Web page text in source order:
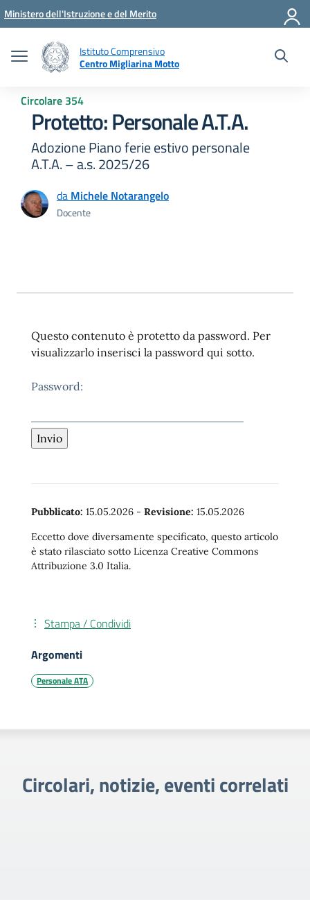
Vai ai contenuti
Vai al menu di navigazione
Vai al footer
Ministero dell'Istruzione e del Merito
Istituto Comprensivo
Centro Migliarina Motto
Circolare 354
Protetto: Personale A.T.A.
Adozione Piano ferie estivo personale
A.T.A. – a.s. 2025/26
da Michele Notarangelo
Docente
Questo contenuto è protetto da password. Per
visualizzarlo inserisci la password qui sotto.
Password:
Pubblicato: 15.05.2026 - Revisione: 15.05.2026
Eccetto dove diversamente specificato, questo articolo
è stato rilasciato sotto Licenza Creative Commons
Attribuzione 3.0 Italia.
Stampa / Condividi
Argomenti
Personale ATA
Circolari, notizie, eventi correlati